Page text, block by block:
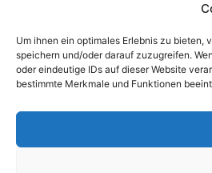
Um ihnen ein optimales Erlebnis zu
speichern und/oder darauf zuzugreifen.
oder eindeutige IDs auf dieser Website
bestimmte Merkmale und Funktionen